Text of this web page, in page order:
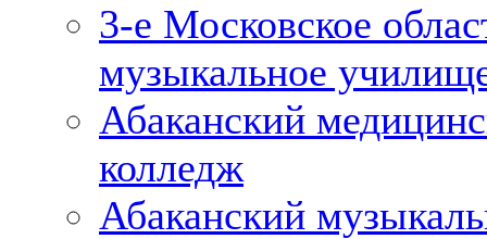
3-е Московское
музыкальное
Абаканский
колледж
Абаканский